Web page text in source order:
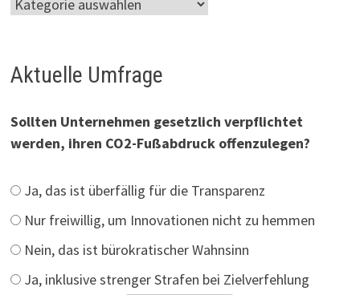
Aktuelle Umfrage
Sollten Unternehmen gesetzlich verpflichtet
werden, ihren CO2-Fußabdruck offenzulegen?
Ja, das ist überfällig für die Transparenz
Nur freiwillig, um Innovationen nicht zu hemmen
Nein, das ist bürokratischer Wahnsinn
Ja, inklusive strenger Strafen bei Zielverfehlung